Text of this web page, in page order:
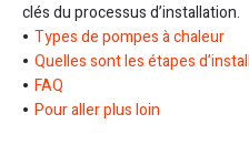
clés du processus d’installation.
Types de pompes à chaleur
Quelles sont les étapes
FAQ
Pour aller plus loin